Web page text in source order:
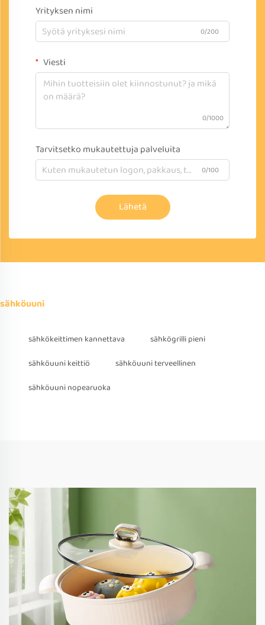
Yrityksen nimi
0/200
Viesti
0/1000
Tarvitsetko mukautettuja palveluita
0/100
Lähetä
sähköuuni
sähkökeittimen kannettava
sähkögrilli pieni
sähköuuni keittiö
sähköuuni terveellinen
sähköuuni nopearuoka